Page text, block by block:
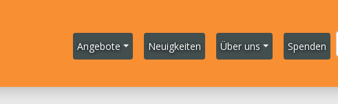
Angebote Neuigkeiten Über uns Spenden